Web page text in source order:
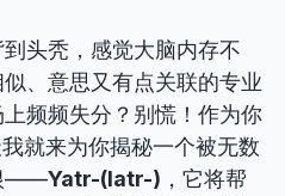
头秃，感觉大脑内存不
、意思又有点关联的专业
频频失分？别慌！作为你
就来为你揭秘一个被无数
——Yatr-(Iatr-) ，它将帮